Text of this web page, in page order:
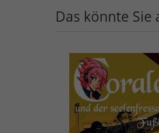
Das könnte Sie